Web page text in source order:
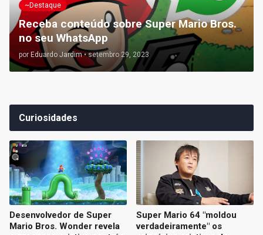
~Destaque
Receba conteúdo sobre Super Mario Bros.
no seu WhatsApp
por Eduardo Jardim • setembro 29, 2023
Curiosidades
Desenvolvedor de Super
Mario Bros. Wonder revela
Super Mario 64 "moldou
verdadeiramente" os